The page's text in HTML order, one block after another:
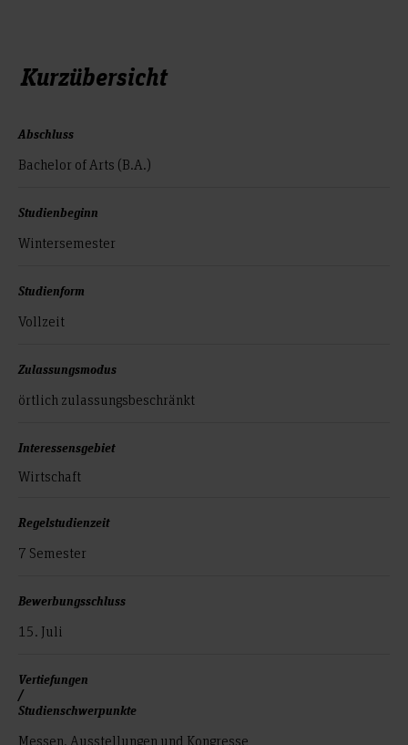
Kurzübersicht
Abschluss
Bachelor of Arts (B.A.)
Studienbeginn
Wintersemester
Studienform
Vollzeit
Zulassungsmodus
örtlich zulassungs­beschränkt
Interessensgebiet
Wirtschaft
Regelstudienzeit
7 Semester
Bewerbungsschluss
15. Juli
Vertiefungen
/
Studienschwerpunkte
Messen, Ausstellungen und Kongresse